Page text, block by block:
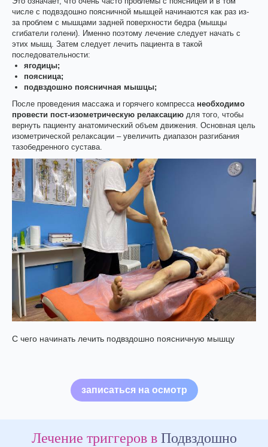
числе с подвздошно поясничной мышцей начинаются как раз из-
за проблем с мышцами задней поверхности бедра (мышцы
сгибатели голени). Именно поэтому лечение следует начать с
этих мышц. Затем следует лечить пациента в такой
последовательности:
ягодицы;
поясница;
подвздошно поясничная мышцы;
После проведения массажа и горячего компресса необходимо
провести пост-изометрическую релаксацию для того, чтобы
вернуть пациенту анатомический объем движения. Основная цель
изометрической релаксации – увеличить диапазон разгибания
тазобедренного сустава.
С чего начинать лечить подвздошно поясничную мышцу
записаться на осмотр
Лечение триггеров вПодвздошно